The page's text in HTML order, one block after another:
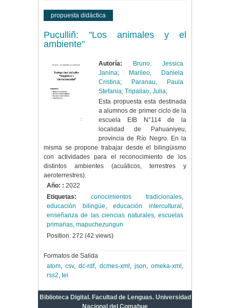
propuesta didáctica
Puculliñ: "Los animales y el
ambiente"
Autoría:
Bruno, Jessica
Janina;
Marileo, Daniela
Cristina;
Paranau, Paula
Stefania;Tripailao, Julia;
Esta propuesta esta destinada
a alumnos de primer ciclo de la
escuela EIB N°114 de la
localidad de Pahuaniyeu,
provincia de Río Negro. En la
misma se propone trabajar desde el bilingüismo
con actividades para el reconocimiento de los
distintos ambientes (acuáticos, terrestres y
aeroterrestres).
Año: : 2022
Etiquetas:
conocimientos tradicionales,
educación bilingüe,educación intercultural ,
enseñanza de las ciencias naturales,escuelas
primarias, mapuchezungun
Position: 272 (42 views)
Formatos de Salida
atom,csv,dc-rdf, dcmes-xml , json,omeka-xml ,
rss2, tei
Biblioteca Digital. Facultad de Lenguas. Universidad
Nacional del Comahue